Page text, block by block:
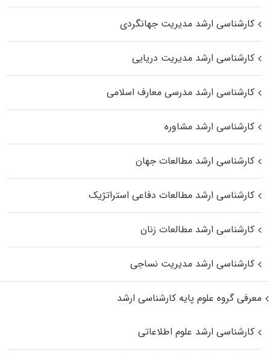
کارشناسی ارشد مدیریت جهانگردی
کارشناسی ارشد مدیریت دریایی
کارشناسی ارشد مدرسی معارف اسلامی
کارشناسی ارشد مشاوره
کارشناسی ارشد مطالعات جهان
کارشناسی ارشد مطالعات دفاعی استراتژیک
کارشناسی ارشد مطالعات زنان
کارشناسی ارشد مدیریت نساجی
معرفی گروه علوم پایه کارشناسی ارشد
کارشناسی ارشد علوم اطلاعاتی